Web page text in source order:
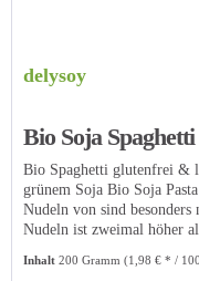
delysoy
Bio Soja
Bio Spaghetti glutenfrei &
grünem Soja Bio Soja
Nudeln von sind
Nudeln ist zweimal höher
Inhalt200 Gramm(1,98 € * /